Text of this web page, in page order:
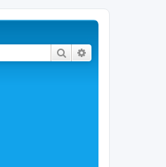
Rechercher